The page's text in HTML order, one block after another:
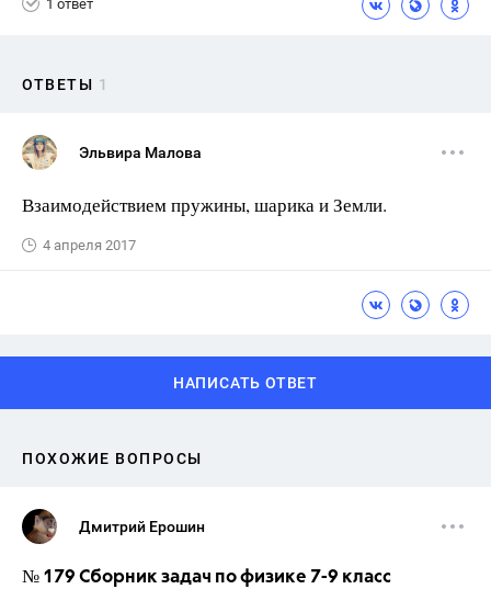
1 ответ
ОТВЕТЫ 1
Эльвира Малова
Взаимодействием пружины, шарика и Земли.
4 апреля 2017
НАПИСАТЬ ОТВЕТ
ПОХОЖИЕ ВОПРОСЫ
Дмитрий Ерошин
№ 179 Сборник задач по физике 7-9 класс